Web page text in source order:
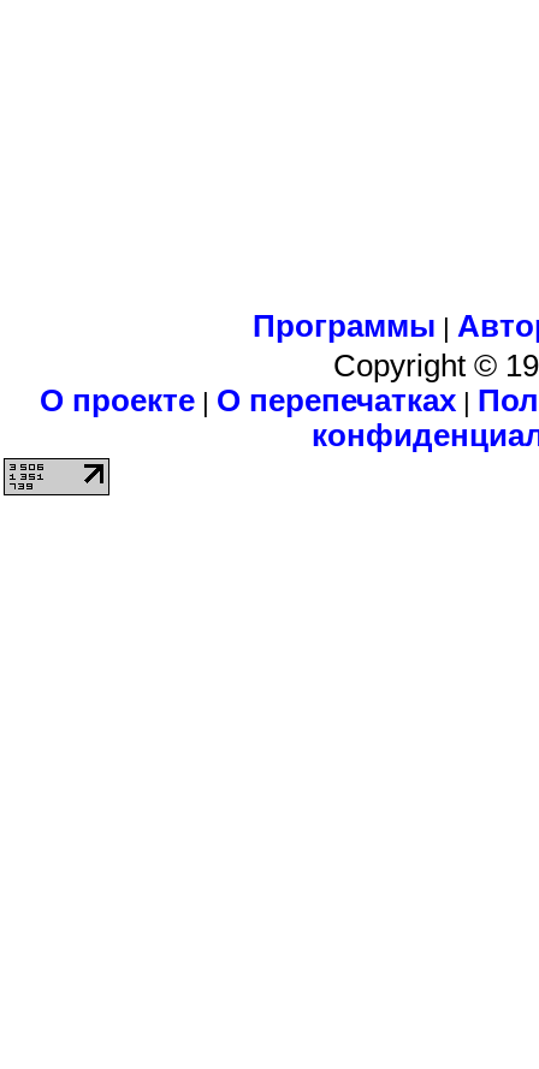
Программы |
Copyright ©
О проекте| О перепечатках|